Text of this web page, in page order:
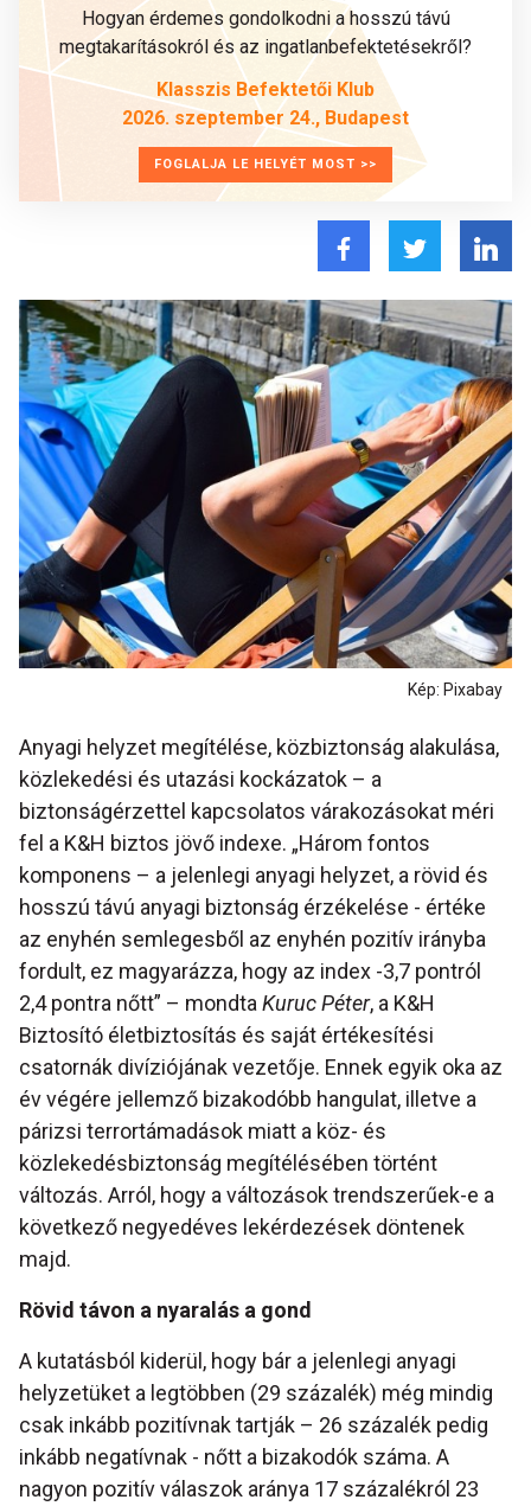
Hogyan érdemes gondolkodni a hosszú távú
megtakarításokról és az ingatlanbefektetésekről?
Klasszis Befektetői Klub
2026. szeptember 24., Budapest
FOGLALJA LE HELYÉT MOST >>
Kép: Pixabay
Anyagi helyzet megítélése, közbiztonság alakulása,
közlekedési és utazási kockázatok – a
biztonságérzettel kapcsolatos várakozásokat méri
fel a K&H biztos jövő indexe. „Három fontos
komponens – a jelenlegi anyagi helyzet, a rövid és
hosszú távú anyagi biztonság érzékelése - értéke
az enyhén semlegesből az enyhén pozitív irányba
fordult, ez magyarázza, hogy az index -3,7 pontról
2,4 pontra nőtt” – mondta Kuruc Péter, a K&H
Biztosító életbiztosítás és saját értékesítési
csatornák divíziójának vezetője. Ennek egyik oka az
év végére jellemző bizakodóbb hangulat, illetve a
párizsi terrortámadások miatt a köz- és
közlekedésbiztonság megítélésében történt
változás. Arról, hogy a változások trendszerűek-e a
következő negyedéves lekérdezések döntenek
majd.
Rövid távon a nyaralás a gond
A kutatásból kiderül, hogy bár a jelenlegi anyagi
helyzetüket a legtöbben (29 százalék) még mindig
csak inkább pozitívnak tartják – 26 százalék pedig
inkább negatívnak - nőtt a bizakodók száma. A
nagyon pozitív válaszok aránya 17 százalékról 23